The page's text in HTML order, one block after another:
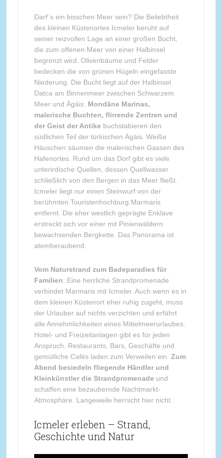
Darf´s ein bisschen Meer sein? Die Beliebtheit
des kleinen Küstenortes Icmeler beruht auf
seiner reizvollen Lage an einer großen Bucht,
die zum offenen Meer von einer Halbinsel
begrenzt wird. Olivenbäume und Felder
bedecken die von grünen Hügeln eingefasste
Niederung. Die Bucht liegt auf der Halbinsel
Datca am Binnenmeer zwischen Schwarzem
Meer und Ägäis. Mondäne Marinas,
malerische Buchten, flirrende Zentren und
der Geist der Antike buchstabieren den
südlichen Teil der türkischen Ägäis. Weiße
Häuschen säumen die malerischen Gassen des
Hafenortes. Rund um das Dorf gibt es viele
unterirdische Quellen, dessen Quellwasser
schließlich von den Bergen in das Meer fließt.
Icmeler liegt nur einen Steinwurf von der
berühmten Touristenhochburg Marmaris
entfernt. Die eher westlich geprägte Enklave
erstreckt sich vor einer mit Pinienwäldern
bewachsenden Bergkette. Das Panorama ist
atemberaubend.
Vom Naturstrand zum Badeparadies für
Familien: Eine herrliche Strandpromenade
verbindet Marmaris mit Icmeler. Auch wenn es in
dem kleinen Küstenort eher ruhig zugeht, muss
der Urlauber auf nichts verzichten und erfährt
alle Annehmlichkeiten eines Mittelmeerurlaubes.
Hotel- und Freizeitanlagen gibt es für jeden
Anspruch. Restaurants, Bars, Geschäfte und
gemütliche Cafés laden zum Verweilen ein. Zum
Abend besiedeln fliegende Händler und
Kleinkünstler die Strandpromenade und
schaffen eine bezaubernde Nachtmarkt-
Atmosphäre. Langeweile herrscht hier nicht.
Icmeler erleben – Strand,
Geschichte und Natur